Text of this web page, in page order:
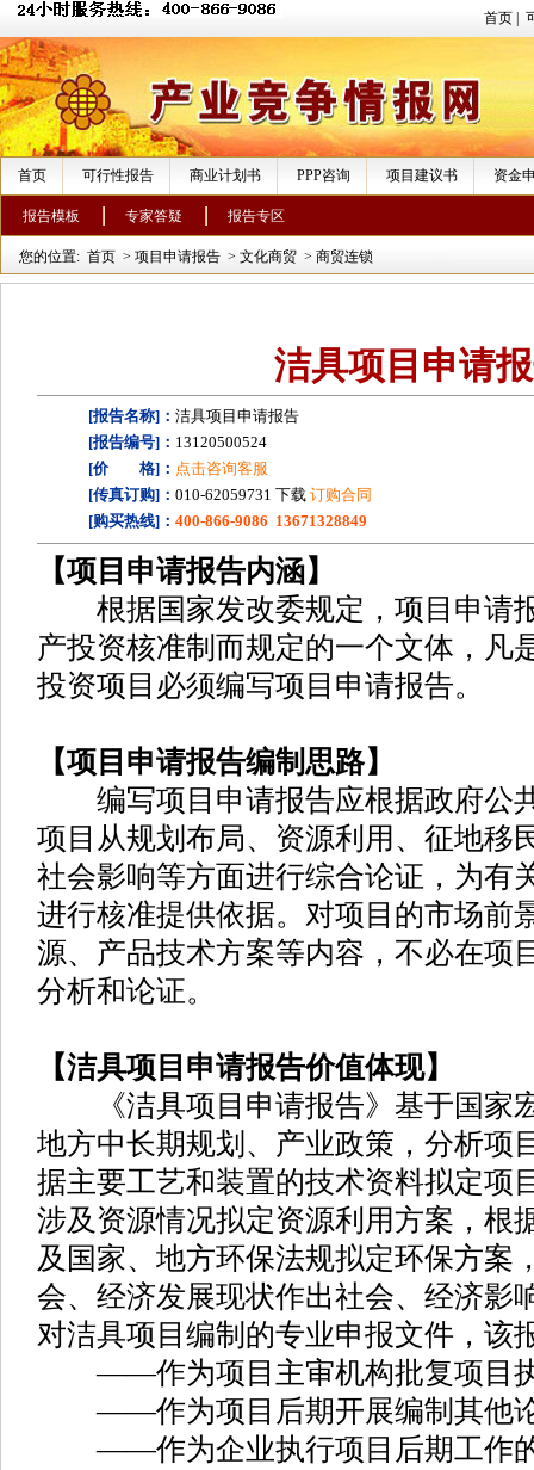
首页
首页 可行性报告 商业计划书 PPP咨询 项目建议书 资金
报告模板 专家答疑 报告专区
您的位置: 首页 > 项目申请报告 > 文化商贸 > 商贸连锁
洁具项目申请
[报告名称]： 洁具项目申请报告
[报告编号]： 13120500524
[价 格]： 点击咨询客服
[传真订购]： 010-62059731 下载 订购合同
[购买热线]： 400-866-9086 13671328849
【项目申请报告内涵】
根据国家发改委规定，项目申请
产投资核准制而规定的一个文体，凡
投资项目必须编写项目申请报告。
【项目申请报告编制思路】
编写项目申请报告应根据政府公
项目从规划布局、资源利用、征地移
社会影响等方面进行综合论证，为有
进行核准提供依据。对项目的市场前
源、产品技术方案等内容，不必在项
分析和论证。
【洁具项目申请报告价值体现】
《洁具项目申请报告》基于国家
地方中长期规划、产业政策，分析项
据主要工艺和装置的技术资料拟定项
涉及资源情况拟定资源利用方案，根
及国家、地方环保法规拟定环保方案
会、经济发展现状作出社会、经济影
对洁具项目编制的专业申报文件，该
——作为项目主审机构批复项目
——作为项目后期开展编制其他论
——作为企业执行项目后期工作